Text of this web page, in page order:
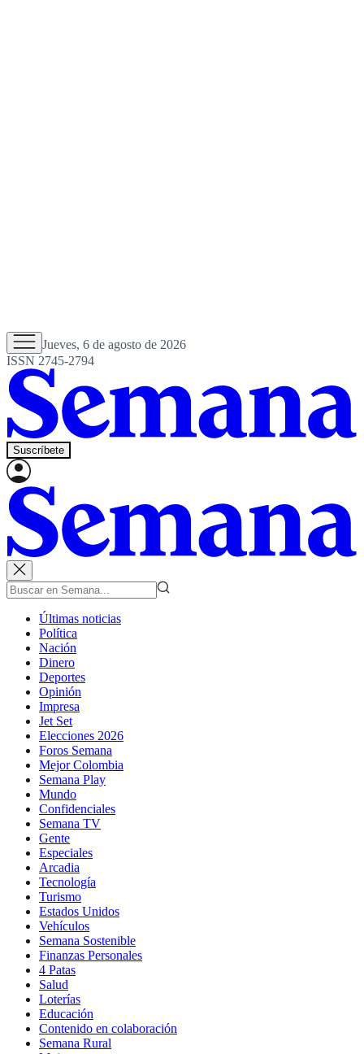
Jueves, 6 de agosto de 2026
ISSN 2745-2794
Suscríbete
Últimas noticias
Política
Nación
Dinero
Deportes
Opinión
Impresa
Jet Set
Elecciones 2026
Foros Semana
Mejor Colombia
Semana Play
Mundo
Confidenciales
Semana TV
Gente
Especiales
Arcadia
Tecnología
Turismo
Estados Unidos
Vehículos
Semana Sostenible
Finanzas Personales
4 Patas
Salud
Loterías
Educación
Contenido en colaboración
Semana Rural